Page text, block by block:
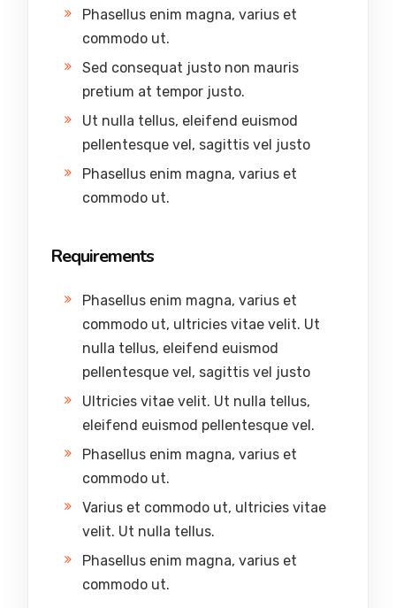
Phasellus enim magna, varius et
commodo ut.
Sed consequat justo non mauris
pretium at tempor justo.
Ut nulla tellus, eleifend euismod
pellentesque vel, sagittis vel justo
Phasellus enim magna, varius et
commodo ut.
Requirements
Phasellus enim magna, varius et
commodo ut, ultricies vitae velit. Ut
nulla tellus, eleifend euismod
pellentesque vel, sagittis vel justo
Ultricies vitae velit. Ut nulla tellus,
eleifend euismod pellentesque vel.
Phasellus enim magna, varius et
commodo ut.
Varius et commodo ut, ultricies vitae
velit. Ut nulla tellus.
Phasellus enim magna, varius et
commodo ut.